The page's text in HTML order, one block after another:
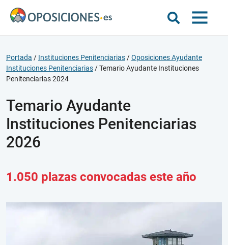
Portada / Instituciones Penitenciarias /Oposiciones Ayudante
Instituciones Penitenciarias /Temario Ayudante Instituciones
Penitenciarias 2024
Temario Ayudante
Instituciones Penitenciarias
2026
1.050 plazas convocadas este año